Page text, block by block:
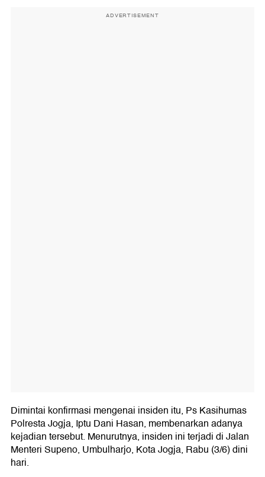
ADVERTISEMENT
Dimintai konfirmasi mengenai insiden itu, Ps Kasihumas
Polresta Jogja, Iptu Dani Hasan, membenarkan adanya
kejadian tersebut. Menurutnya, insiden ini terjadi di Jalan
Menteri Supeno, Umbulharjo, Kota Jogja, Rabu (3/6) dini
hari.